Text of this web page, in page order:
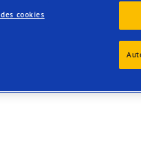
Performance 2
4Seasons GEN-3
cookies